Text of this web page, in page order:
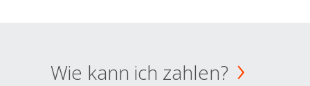
Wie kann ich zahlen?